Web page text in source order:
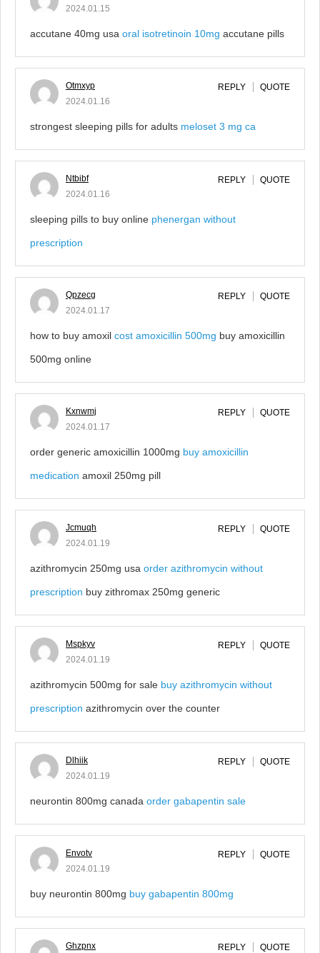
2024.01.15
accutane 40mg usa oral isotretinoin 10mg accutane pills
Otmxyp
2024.01.16
REPLY QUOTE
strongest sleeping pills for adults meloset 3 mg ca
Ntbibf
2024.01.16
REPLY QUOTE
sleeping pills to buy online phenergan without
prescription
Qpzecg
2024.01.17
REPLY QUOTE
how to buy amoxil cost amoxicillin 500mg buy amoxicillin
500mg online
Kxnwmj
2024.01.17
REPLY QUOTE
order generic amoxicillin 1000mg buy amoxicillin
medication amoxil 250mg pill
Jcmuqh
2024.01.19
REPLY QUOTE
azithromycin 250mg usa order azithromycin without
prescription buy zithromax 250mg generic
Mspkyv
2024.01.19
REPLY QUOTE
azithromycin 500mg for sale buy azithromycin without
prescription azithromycin over the counter
Dlhiik
2024.01.19
REPLY QUOTE
neurontin 800mg canada order gabapentin sale
Envotv
2024.01.19
REPLY QUOTE
buy neurontin 800mg buy gabapentin 800mg
Ghzpnx
REPLY QUOTE